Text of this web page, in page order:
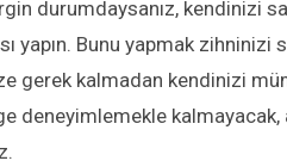
durumdaysanız, kendinizi
yapın. Bunu yapmak
gerek kalmadan kendinizi
deneyimlemekle kalmayacak,